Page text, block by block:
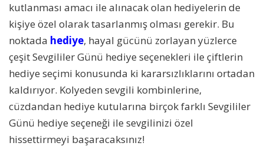
kutlanması amacı ile alınacak olan hediyelerin de
kişiye özel olarak tasarlanmış olması gerekir. Bu
noktada hediye, hayal gücünü zorlayan yüzlerce
çeşit Sevgililer Günü hediye seçenekleri ile çiftlerin
hediye seçimi konusunda ki kararsızlıklarını ortadan
kaldırıyor. Kolyeden sevgili kombinlerine,
cüzdandan hediye kutularına birçok farklı Sevgililer
Günü hediye seçeneği ile sevgilinizi özel
hissettirmeyi başaracaksınız!